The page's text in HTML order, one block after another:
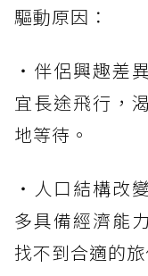
驅動原因：
・伴侶興趣差
宜長途飛行，
地等待。
・人口結構改
多具備經濟能
找不到合適的旅